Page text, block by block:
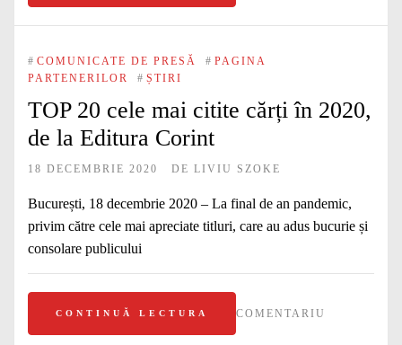
# COMUNICATE DE PRESĂ # PAGINA
PARTENERILOR
# ȘTIRI
TOP 20 cele mai citite cărți în 2020,
de la Editura Corint
18 DECEMBRIE 2020 DE LIVIU SZOKE
București, 18 decembrie 2020 – La final de an pandemic,
privim către cele mai apreciate titluri, care au adus bucurie și
consolare publicului
CONTINUĂ LECTURA COMENTARIU